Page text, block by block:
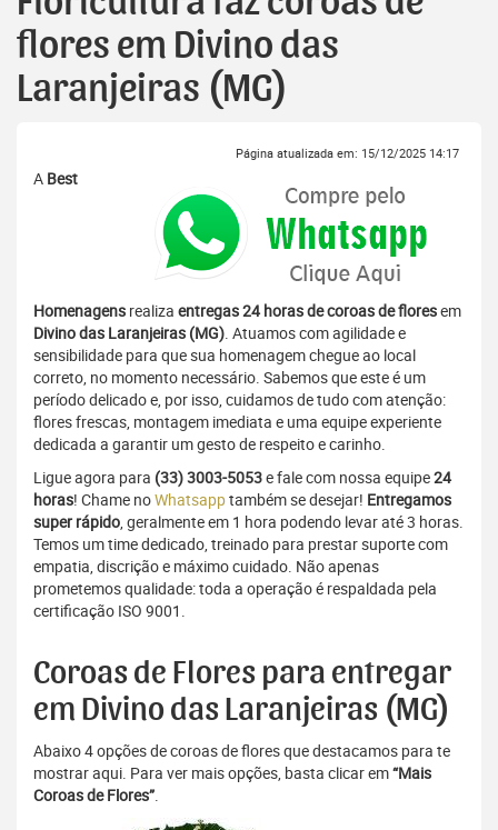
flores em Divino das
Laranjeiras (MG)
Página atualizada em: 15/12/2025 14:17
A Best
Homenagens realiza entregas 24 horas de coroas de floresem
Divino das Laranjeiras (MG). Atuamos com agilidade e
sensibilidade para que sua homenagem chegue ao local
correto, no momento necessário. Sabemos que este é um
período delicado e, por isso, cuidamos de tudo com atenção:
flores frescas, montagem imediata e uma equipe experiente
dedicada a garantir um gesto de respeito e carinho.
Ligue agora para (33) 3003-5053e fale com nossa equipe24
horas! Chame noWhatsapptambém se desejar! Entregamos
super rápido, geralmente em 1 hora podendo levar até 3 horas.
Temos um time dedicado, treinado para prestar suporte com
empatia, discrição e máximo cuidado. Não apenas
prometemos qualidade: toda a operação é respaldada pela
certificação ISO 9001.
Coroas de Flores para entregar
em Divino das Laranjeiras (MG)
Abaixo 4 opções de coroas de flores que destacamos para te
mostrar aqui. Para ver mais opções, basta clicar em“Mais
Coroas de Flores”.